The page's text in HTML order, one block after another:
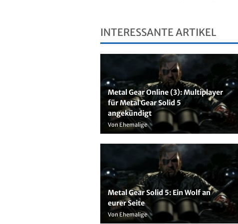
INTERESSANTE ARTIKEL
Metal Gear Online (3): Multiplayer
für Metal Gear Solid 5
angekündigt
Von Ehemalige
Metal Gear Solid 5: Ein Wolf an
eurer Seite
Von Ehemalige